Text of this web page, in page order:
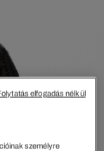
személyre
elfogadás nélkül